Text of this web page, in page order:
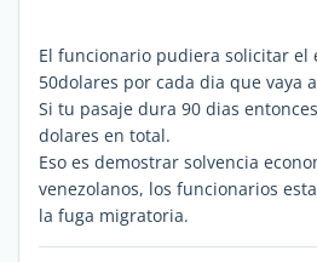
El funcionario pudiera solicitar el
50dolares por cada dia que vaya
Si tu pasaje dura 90 dias
dolares en total.
Eso es demostrar solvencia
venezolanos, los funcionarios
la fuga migratoria.